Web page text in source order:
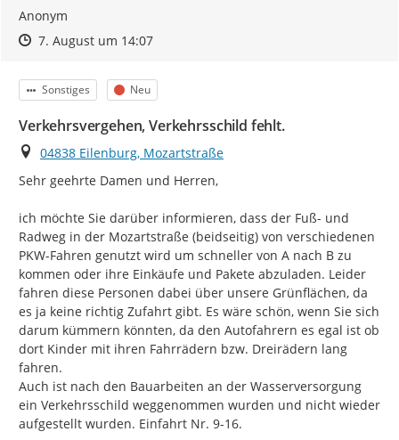
Anonym
Zeitpunkt des Erstellens
Zeitpunkt des Erstellens
7. August um 14:07Zur Äußerung
Kategorie
Sonstiges Status
Neu
Verkehrsvergehen, Verkehrsschild fehlt.
Ort
04838 Eilenburg, Mozartstraße
Sehr geehrte Damen und Herren,
ich möchte Sie darüber informieren, dass der Fuß- und
Radweg in der Mozartstraße (beidseitig) von verschiedenen
PKW-Fahren genutzt wird um schneller von A nach B zu
kommen oder ihre Einkäufe und Pakete abzuladen. Leider
fahren diese Personen dabei über unsere Grünflächen, da
es ja keine richtig Zufahrt gibt. Es wäre schön, wenn Sie sich
darum kümmern könnten, da den Autofahrern es egal ist ob
dort Kinder mit ihren Fahrrädern bzw. Dreirädern lang
fahren.
Auch ist nach den Bauarbeiten an der Wasserversorgung
ein Verkehrsschild weggenommen wurden und nicht wieder
aufgestellt wurden. Einfahrt Nr. 9-16.